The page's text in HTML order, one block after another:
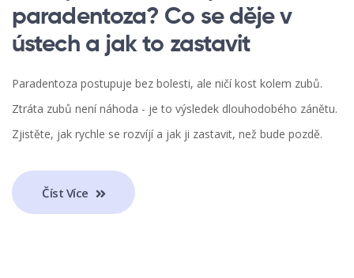
paradentoza? Co se děje v
ústech a jak to zastavit
Paradentoza postupuje bez bolesti, ale ničí kost kolem zubů.
Ztráta zubů není náhoda - je to výsledek dlouhodobého zánětu.
Zjistěte, jak rychle se rozvíjí a jak ji zastavit, než bude pozdě.
Číst Více